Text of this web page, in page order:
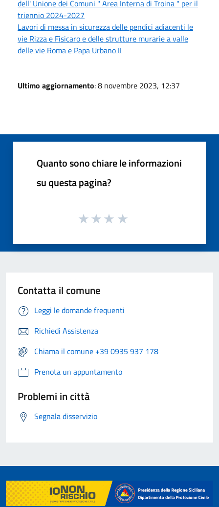
dell' Unione dei Comuni " Area Interna di Troina " per il
triennio 2024-2027
Lavori di messa in sicurezza delle pendici adiacenti le
vie Rizza e Fisicaro e delle strutture murarie a valle
delle vie Roma e Papa Urbano II
Ultimo aggiornamento: 8 novembre 2023, 12:37
Quanto sono chiare le informazioni
su questa pagina?
Contatta il comune
Leggi le domande frequenti
Richiedi Assistenza
Chiama il comune +39 0935 937 178
Prenota un appuntamento
Problemi in città
Segnala disservizio